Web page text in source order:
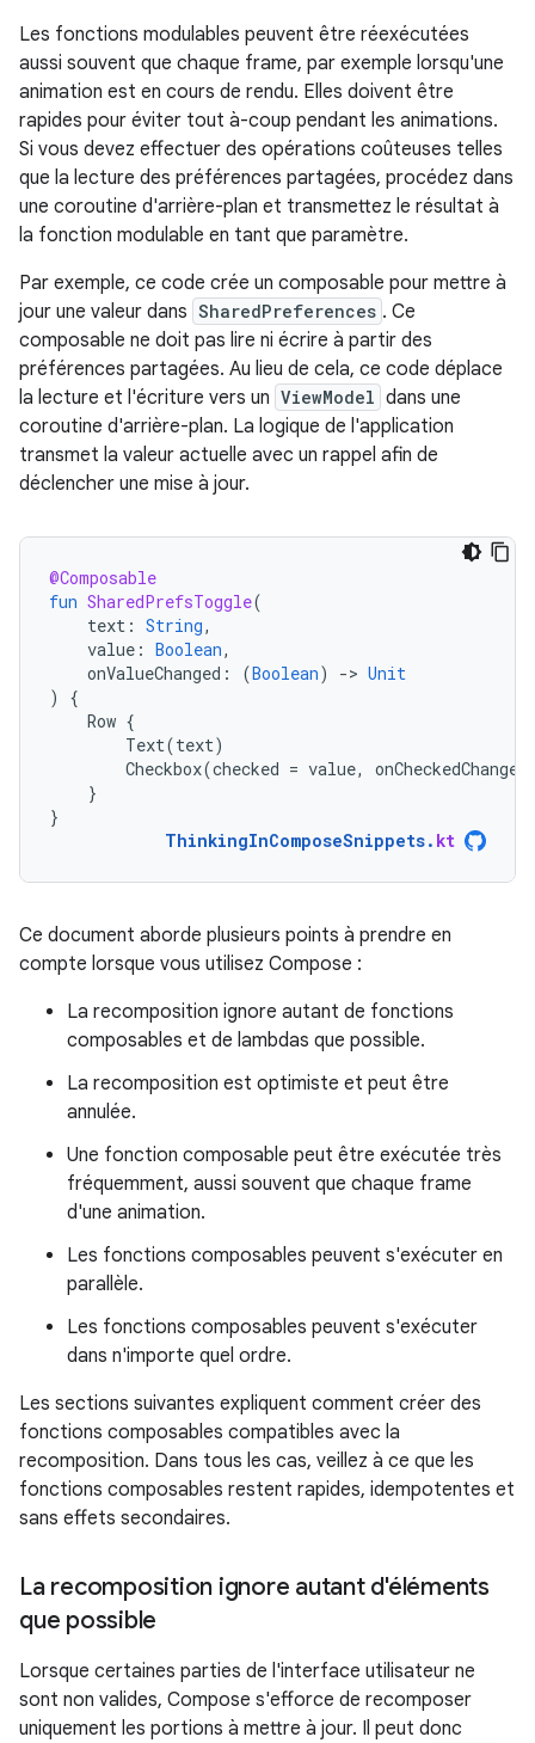
Les fonctions modulables peuvent être réexécutées
aussi souvent que chaque frame, par exemple lorsqu'une
animation est en cours de rendu. Elles doivent être
rapides pour éviter tout à-coup pendant les animations.
Si vous devez effectuer des opérations coûteuses telles
que la lecture des préférences partagées, procédez dans
une coroutine d'arrière-plan et transmettez le résultat à
la fonction modulable en tant que paramètre.
Par exemple, ce code crée un composable pour mettre à
jour une valeur dans SharedPreferences . Ce
composable ne doit pas lire ni écrire à partir des
préférences partagées. Au lieu de cela, ce code déplace
la lecture et l'écriture vers un ViewModel dans une
coroutine d'arrière-plan. La logique de l'application
transmet la valeur actuelle avec un rappel afin de
déclencher une mise à jour.
@Composable
fun SharedPrefsToggle(
text : String,
value : Boolean,
onValueChanged : (Boolean) -> Unit
)
{
Row {
Text(text)
Checkbox(checked = value, onCheckedChange
}
}
ThinkingInComposeSnippets. kt
Ce document aborde plusieurs points à prendre en
compte lorsque vous utilisez Compose :
La recomposition ignore autant de fonctions
composables et de lambdas que possible.
La recomposition est optimiste et peut être
annulée.
Une fonction composable peut être exécutée très
fréquemment, aussi souvent que chaque frame
d'une animation.
Les fonctions composables peuvent s'exécuter en
parallèle.
Les fonctions composables peuvent s'exécuter
dans n'importe quel ordre.
Les sections suivantes expliquent comment créer des
fonctions composables compatibles avec la
recomposition. Dans tous les cas, veillez à ce que les
fonctions composables restent rapides, idempotentes et
sans effets secondaires.
La recomposition ignore autant d'éléments
que possible
Lorsque certaines parties de l'interface utilisateur ne
sont non valides, Compose s'efforce de recomposer
uniquement les portions à mettre à jour. Il peut donc